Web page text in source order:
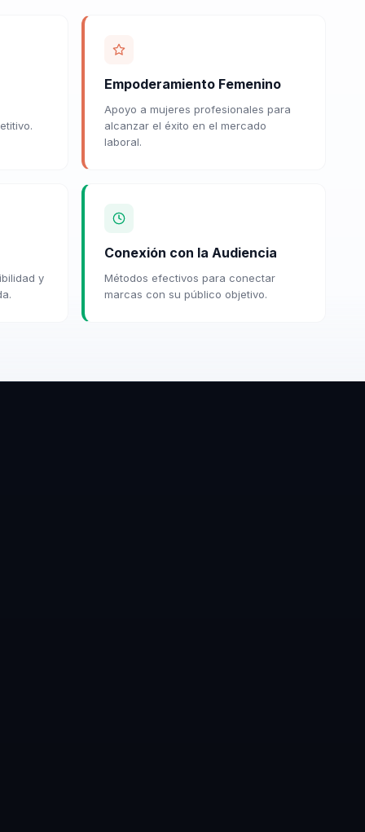
Empoderamiento Femenino
Apoyo a mujeres profesionales para
alcanzar el éxito en el mercado
laboral.
y
Conexión con la Audiencia
Métodos efectivos para conectar
marcas con su público objetivo.